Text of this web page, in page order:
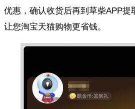
优惠，确认收货后再到草柴APP提
让您淘宝天猫购物更省钱。